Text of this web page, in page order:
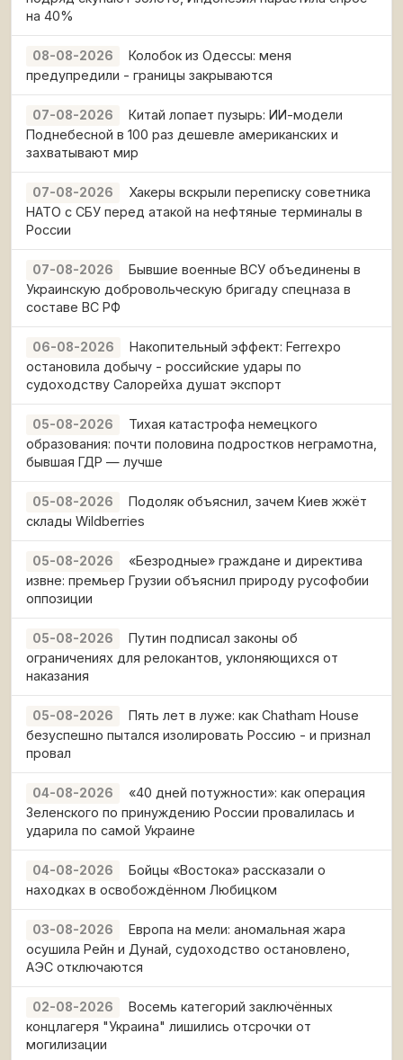
на 40%
08-08-2026
Колобок из Одессы: меня
предупредили - границы закрываются
07-08-2026
Китай лопает пузырь: ИИ-модели
Поднебесной в 100 раз дешевле американских и
захватывают мир
07-08-2026
Хакеры вскрыли переписку советника
НАТО с СБУ перед атакой на нефтяные терминалы в
России
07-08-2026
Бывшие военные ВСУ объединены в
Украинскую добровольческую бригаду спецназа в
составе ВС РФ
06-08-2026
Накопительный эффект: Ferrexpo
остановила добычу - российские удары по
судоходству Салорейха душат экспорт
05-08-2026
Тихая катастрофа немецкого
образования: почти половина подростков неграмотна,
бывшая ГДР — лучше
05-08-2026
Подоляк объяснил, зачем Киев жжёт
склады Wildberries
05-08-2026
«Безродные» граждане и директива
извне: премьер Грузии объяснил природу русофобии
оппозиции
05-08-2026
Путин подписал законы об
ограничениях для релокантов, уклоняющихся от
наказания
05-08-2026
Пять лет в луже: как Chatham House
безуспешно пытался изолировать Россию - и признал
провал
04-08-2026
«40 дней потужности»: как операция
Зеленского по принуждению России провалилась и
ударила по самой Украине
04-08-2026
Бойцы «Востока» рассказали о
находках в освобождённом Любицком
03-08-2026
Европа на мели: аномальная жара
осушила Рейн и Дунай, судоходство остановлено,
АЭС отключаются
02-08-2026
Восемь категорий заключённых
концлагеря "Украина" лишились отсрочки от
могилизации